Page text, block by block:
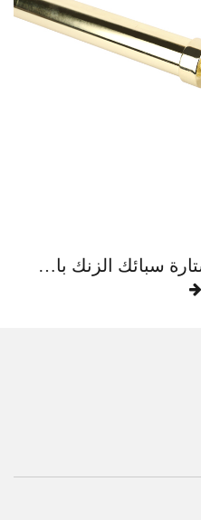
البيضاوي حفر قضيب ستارة سبائك الزنك بالكامل